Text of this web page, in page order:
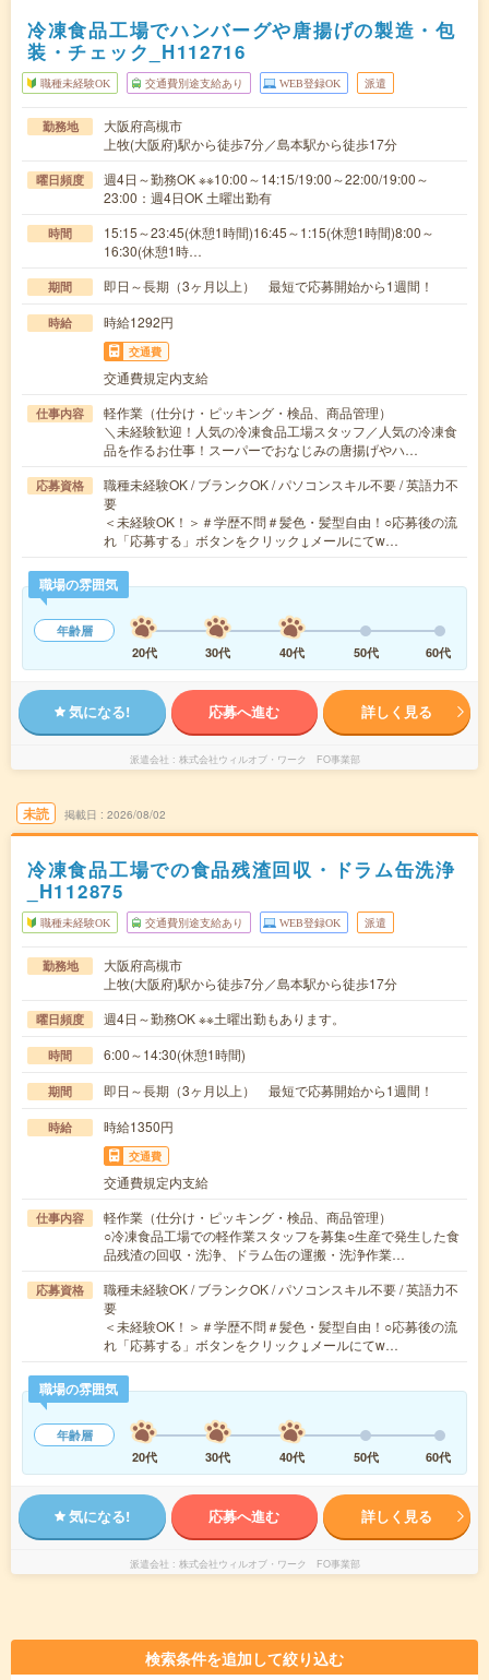
冷凍食品工場でハンバーグや唐揚げの製造・包
装・チェック_H112716
職種未経験OK 交通費別途支給あり WEB登録OK 派遣
勤務地
大阪府高槻市
上牧(大阪府)駅から徒歩7分／島本駅から徒歩17分
曜日頻度
週4日～勤務OK ※※10:00～14:15/19:00～22:00/19:00～
23:00：週4日OK 土曜出勤有
時間
15:15～23:45(休憩1時間)16:45～1:15(休憩1時間)8:00～
16:30(休憩1時…
期間 即日～長期（3ヶ月以上） 最短で応募開始から1週間！
時給 時給1292円
交通費
交通費規定内支給
仕事内容
軽作業（仕分け・ピッキング・検品、商品管理）
＼未経験歓迎！人気の冷凍食品工場スタッフ／人気の冷凍食
品を作るお仕事！スーパーでおなじみの唐揚げやハ…
応募資格
職種未経験OK / ブランクOK / パソコンスキル不要 / 英語力不
要
＜未経験OK！＞＃学歴不問＃髪色・髪型自由！○応募後の流
れ「応募する」ボタンをクリック↓メールにてw…
職場の雰囲気
年齢層
20代
30代 40代 50代 60代
気になる! 応募へ進む 詳しく見る
派遣会社 株式会社ウィルオブ・ワーク FO事業部
未読 掲載日 2026/08/02
冷凍食品工場での食品残渣回収・ドラム缶洗浄
_H112875
職種未経験OK 交通費別途支給あり WEB登録OK 派遣
勤務地
大阪府高槻市
上牧(大阪府)駅から徒歩7分／島本駅から徒歩17分
曜日頻度 週4日～勤務OK ※※土曜出勤もあります。
時間 6:00～14:30(休憩1時間)
期間 即日～長期（3ヶ月以上） 最短で応募開始から1週間！
時給 時給1350円
交通費
交通費規定内支給
仕事内容
軽作業（仕分け・ピッキング・検品、商品管理）
○冷凍食品工場での軽作業スタッフを募集○生産で発生した食
品残渣の回収・洗浄、ドラム缶の運搬・洗浄作業…
応募資格
職種未経験OK / ブランクOK / パソコンスキル不要 / 英語力不
要
＜未経験OK！＞＃学歴不問＃髪色・髪型自由！○応募後の流
れ「応募する」ボタンをクリック↓メールにてw…
職場の雰囲気
年齢層
20代
30代 40代 50代 60代
気になる! 応募へ進む 詳しく見る
派遣会社 株式会社ウィルオブ・ワーク FO事業部
検索条件を追加して絞り込む